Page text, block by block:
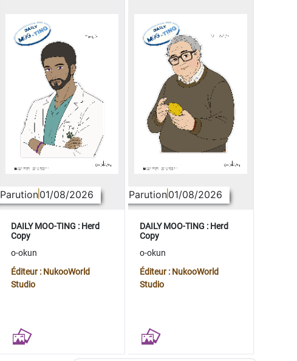
Parution01/08/2026
DAILY MOO-TING : Herd
Copy
o-okun
Éditeur : NukooWorld
Studio
Parution01/08/2026
DAILY MOO-TING : Herd
Copy
o-okun
Éditeur : NukooWorld
Studio